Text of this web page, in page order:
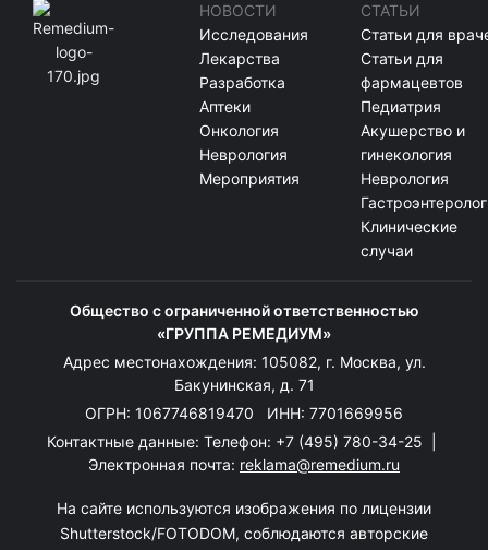
НОВОСТИ
Исследования
Лекарства
Разработка
Аптеки
Онкология
Неврология
Мероприятия
СТАТЬИ
Статьи для
Статьи для
фармацевтов
Педиатрия
Акушерство и
гинекология
Неврология
Клинические
случаи
Общество с ограниченной ответственностью
«ГРУППА РЕМЕДИУМ»
Адрес местонахождения: 105082, г. Москва, ул.
Бакунинская, д. 71
ОГРН: 1067746819470 ИНН: 7701669956
Контактные данные: Телефон: +7 (495) 780-34-25
Электронная почта: reklama@remedium.ru
На сайте используются изображения по лицензии
Shutterstock/FOTODOM, соблюдаются авторские